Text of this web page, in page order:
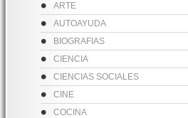
ARTE
AUTOAYUDA
BIOGRAFIAS
CIENCIA
CIENCIAS SOCIALES
CINE
COCINA